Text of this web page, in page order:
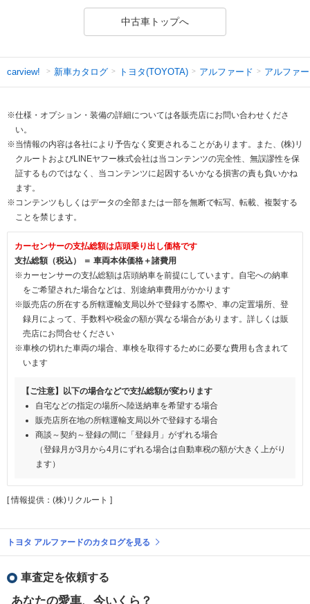
中古車トップへ
carview! 新車カタログ トヨタ(TOYOTA) アルファード アルファ
※仕様・オプション・装備の詳細については各販売店にお問い合わせくださ
い。
※当情報の内容は各社により予告なく変更されることがあります。また、(株)リ
クルートおよびLINEヤフー株式会社は当コンテンツの完全性、無誤謬性を保
証するものではなく、当コンテンツに起因するいかなる損害の責も負いかね
ます。
※コンテンツもしくはデータの全部または一部を無断で転写、転載、複製する
ことを禁じます。
カーセンサーの支払総額は店頭乗り出し価格です
支払総額（税込） ＝ 車両本体価格＋諸費用
※カーセンサーの支払総額は店頭納車を前提にしています。自宅への納車
をご希望された場合などは、別途納車費用がかかります
※販売店の所在する所轄運輸支局以外で登録する際や、車の定置場所、登
録月によって、手数料や税金の額が異なる場合があります。詳しくは販
売店にお問合せください
※車検の切れた車両の場合、車検を取得するために必要な費用も含まれて
います
【ご注意】以下の場合などで支払総額が変わります
自宅などの指定の場所へ陸送納車を希望する場合
販売店所在地の所轄運輸支局以外で登録する場合
商談～契約～登録の間に「登録月」がずれる場合
（登録月が3月から4月にずれる場合は自動車税の額が大きく上がり
ます）
[ 情報提供：(株)リクルート ]
トヨタ アルファードのカタログを見る
車査定を依頼する
あなたの愛車、今いくら？